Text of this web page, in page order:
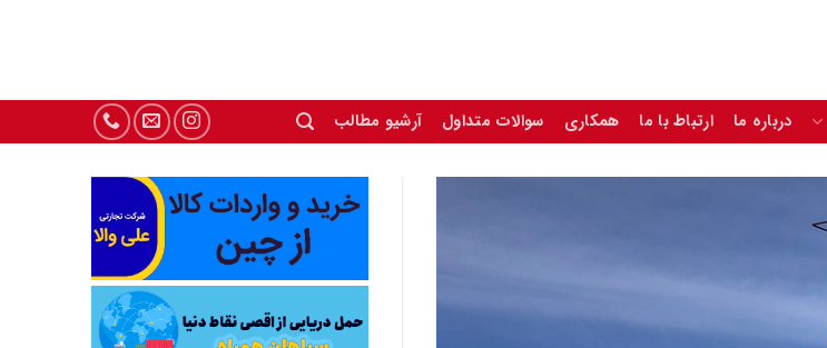
درباره ما ارتباط با ما همکاری سوالات متداول آرشیو مطالب